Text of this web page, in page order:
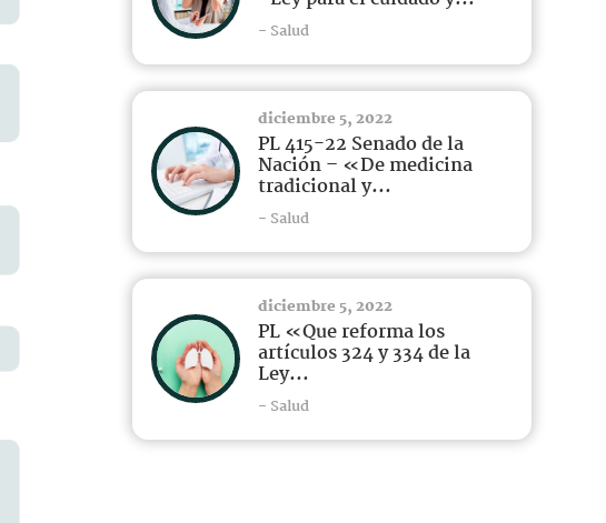
- Salud
diciembre 5, 2022
PL 415-22 Senado de la
Nación – «De medicina
tradicional y...
- Salud
diciembre 5, 2022
PL «Que reforma los
artículos 324 y 334 de la
Ley...
- Salud